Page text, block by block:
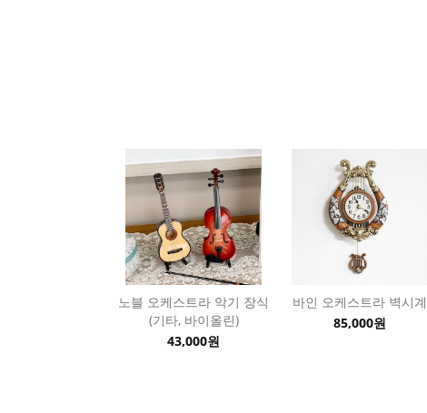
노블 오케스트라 악기 장식
(기타, 바이올린)
43,000원
바인 오케스트라 벽시계
85,000원